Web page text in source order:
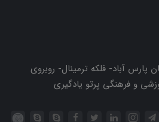
پارس آباد- فلکه ترمینال- روبروی
و فرهنگی پرتو یادگیری